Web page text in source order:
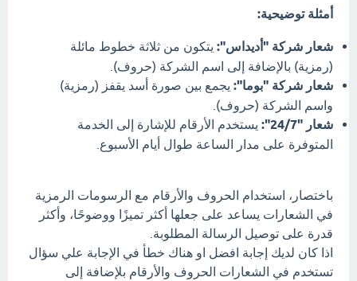
أمثلة توضيحية:
شعار شركة "أديداس": يتكون من ثلاثة خطوط مائلة
(رمزية) بالإضافة إلى اسم الشركة (حروف).
شعار شركة "بوما": يجمع بين صورة أسد يقفز (رمزية)
واسم الشركة (حروف).
شعار "24/7":
يستخدم الأرقام للإشارة إلى الخدمة
المتوفرة على مدار الساعة طوال أيام الأسبوع.
باختصار، استخدام الحروف والأرقام مع الرسومات الرمزية
في الشعارات يساعد على جعلها أكثر تميزًا ووضوحًا، وأكثر
قدرة على توصيل الرسالة المطلوبة.
اذا كان لديك إجابة افضل او هناك خطأ في الإجابة علي سؤال
تستخدم في الشعارات الحروف والأرقام بلإضافة إلى